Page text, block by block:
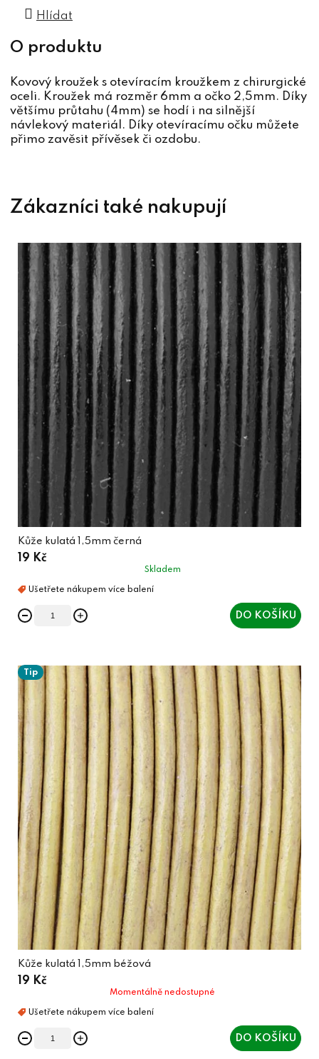
Hlídat
Kovový kroužek s otevíracím kroužkem z chirurgické
oceli. Kroužek má rozměr 6mm a očko 2,5mm. Díky
většímu průtahu (4mm) se hodí i na silnější
návlekový materiál. Díky otevíracímu očku můžete
přimo zavěsit přívěsek či ozdobu.
Kůže kulatá 1,5mm černá
19 Kč
Skladem
DO KOŠÍKU
Tip
Kůže kulatá 1,5mm béžová
19 Kč
Momentálně nedostupné
DO KOŠÍKU